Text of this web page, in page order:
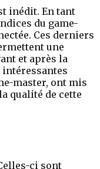
inédit. En tant
du game-
Ces derniers
une
et après la
master, ont mis
qualité de cette
ci sont